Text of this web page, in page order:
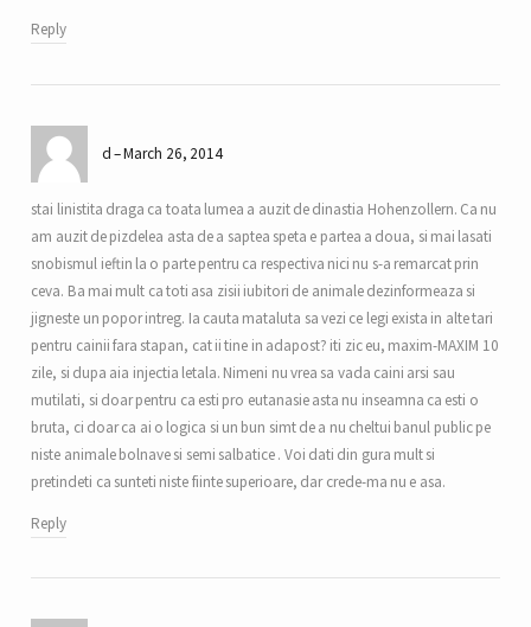
Reply
d March 26, 2014
stai linistita draga ca toata lumea a auzit de dinastia Hohenzollern. Ca nu
am auzit de pizdelea asta de a saptea speta e partea a doua, si mai lasati
snobismul ieftin la o parte pentru ca respectiva nici nu s-a remarcat prin
ceva. Ba mai mult ca toti asa zisii iubitori de animale dezinformeaza si
jigneste un popor intreg. Ia cauta mataluta sa vezi ce legi exista in alte tari
pentru cainii fara stapan, cat ii tine in adapost? iti zic eu, maxim-MAXIM 10
zile, si dupa aia injectia letala. Nimeni nu vrea sa vada caini arsi sau
mutilati, si doar pentru ca esti pro eutanasie asta nu inseamna ca esti o
bruta, ci doar ca ai o logica si un bun simt de a nu cheltui banul public pe
niste animale bolnave si semi salbatice . Voi dati din gura mult si
pretindeti ca sunteti niste fiinte superioare, dar crede-ma nu e asa.
Reply